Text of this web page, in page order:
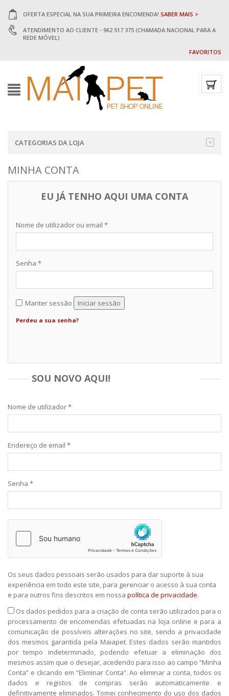
OFERTA ESPECIAL NA SUA PRIMEIRA ENCOMENDA! SABER MAIS >
ATENDIMENTO AO CLIENTE - 962 517 375 (CHAMADA NACIONAL PARA A
REDE MÓVEL)
FAVORITOS
CATEGORIAS DA LOJA
MINHA CONTA
EU JÁ TENHO AQUI UMA CONTA
Nome de utilizador ou email *
Senha *
Manter sessão Iniciar sessão
Perdeu a sua senha?
SOU NOVO AQUI!
Nome de utilizador*
Endereço de email *
Senha *
Os seus dados pessoais serão usados ​​para dar suporte à sua
experiência em todo este site, para gerenciar o acesso à sua conta
e para outros fins descritos em nossa política de privacidade.
Os dados pedidos para a criação de conta serão utilizados para o
processamento de encomendas efetuadas na loja online e para a
comunicação de possíveis alterações no site, sendo a privacidade
dos mesmos garantida pela Maiapet. Estes dados serão mantidos
por tempo indeterminado, podendo efetuar a eliminação dos
mesmos assim que o desejar, acedendo para isso ao campo “Minha
Conta” e clicando em “Eliminar Conta”. Ao eliminar a conta, todos os
dados e registos de compras serão automaticamente e
definitivamente eliminados. Tomei conhecimento do uso dos dados